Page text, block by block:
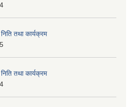
तथा कार्यक्रम
तथा कार्यक्रम